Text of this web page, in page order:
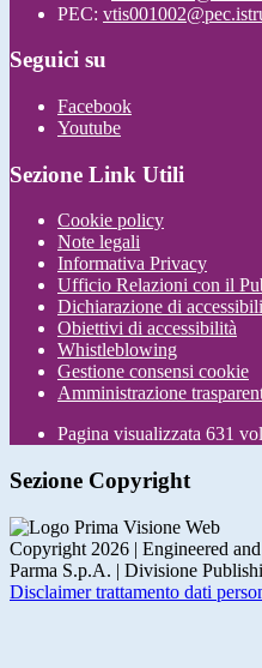
PEC:
Seguici su
Facebook
Youtube
Sezione Link Utili
Cookie policy
Note legali
Informativa Privacy
Ufficio Relazioni con il
Dichiarazione di
Obiettivi di accessibilità
Whistleblowing
Gestione consensi cookie
Amministrazione
Pagina visualizzata 631
Sezione Copyright
Copyright 2026 | Engineered
Parma S.p.A. | Divisione
Disclaimer trattamento dati